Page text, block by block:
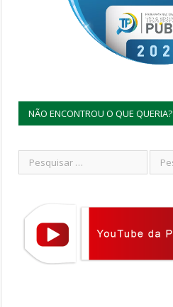
NÃO ENCONTROU O QUE QUERIA?